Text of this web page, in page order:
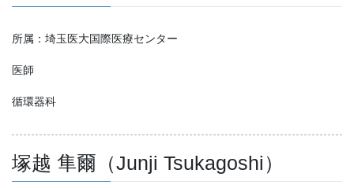
所属：埼玉医大国際医療センター
医師
循環器科
塚越 隼爾（Junji Tsukagoshi）